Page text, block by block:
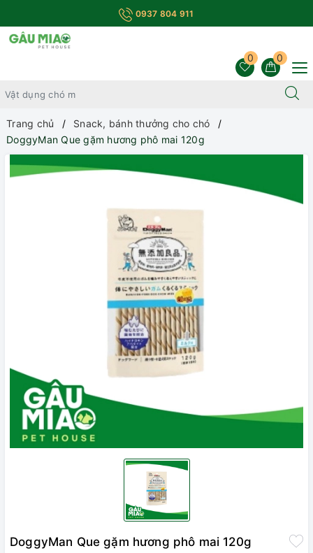
0937 804 911
0
0
Trang chủ
Snack, bánh thưởng cho chó
DoggyMan Que gặm hương phô mai 120g
DoggyMan Que gặm hương phô mai 120g